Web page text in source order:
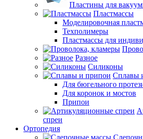
Пластины для
Пластмассы
Моделировочная
Техполимеры
Пластмассы для
Разное
Силиконы
Сплавы
Для бюгельного
Для коронок и мостов
Припои
спреи
Ортопедия